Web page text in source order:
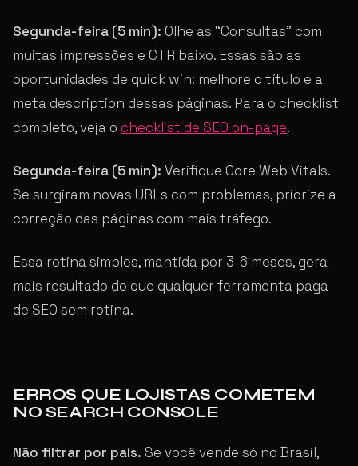
Segunda-feira (5 min): Olhe as “Consultas” com
muitas impressões e CTR baixo. Essas são as
oportunidades de quick win: melhore o título e a
meta description dessas páginas. Para o checklist
completo, veja o checklist de SEO on-page.
Segunda-feira (5 min): Verifique Core Web Vitals.
Se surgiram novas URLs com problemas, priorize a
correção das páginas com mais tráfego.
Essa rotina simples, mantida por 3-6 meses, gera
mais resultado do que qualquer ferramenta paga
de SEO sem rotina.
ERROS QUE LOJISTAS COMETEM
NO SEARCH CONSOLE
Não filtrar por país. Se você vende só no Brasil,